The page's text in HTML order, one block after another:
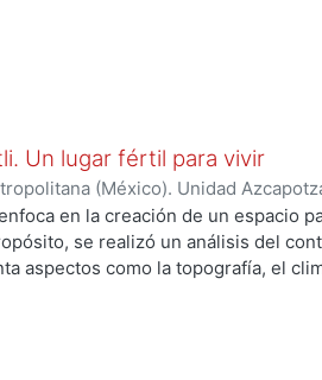
Un lugar fértil para vivir
(México). Unidad
,2023-06-30)Campa Cruz, Claudia
Jiménez, Marisol
en la creación de un espacio
se realizó un análisis del
aspectos como la topografía, el